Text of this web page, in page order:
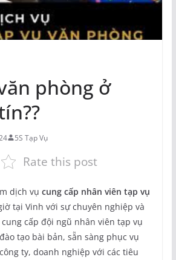
phòng ở
5S Tạp Vụ
Rate this post
dịch vụ cung cấp nhân viên tạp vụ
tại Vinh với sự chuyên nghiệp và
cấp đội ngũ nhân viên tạp vụ
tạo bài bản, sẵn sàng phục vụ
ty, doanh nghiệp với các tiêu